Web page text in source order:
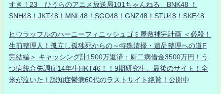
すき！23 ひうらのアニメ放送局101ちゃんねる BNK48 ！
SNH48！JKT48！MNL48！SGO48！GNZ48！STU48！SKE48
ヒウラッフルのハーニーフィニッシュゴミ屋敷補完計画 ＜必殺！
生前整理人！孤立し孤独死からの～特殊清掃・遺品整理への道F
完結編＞ キャッシング計1500万返済：厨二病借金3500万円！う
つ病統合失調症14年生HKT46！！9期研究生、最後のサイト！全
米が泣いた！認知症鬱病60代のラストサイト絶賛！公開中